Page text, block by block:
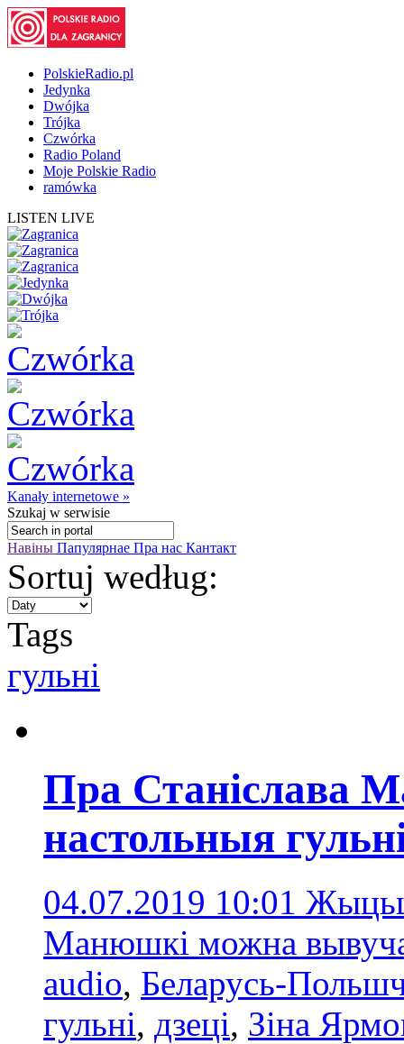
PolskieRadio.pl
Jedynka
Dwójka
Trójka
Czwórka
Radio Poland
Moje Polskie Radio
ramówka
LISTEN LIVE
Kanały internetowe »
Szukaj w serwisie
Навіны Папулярнае Пра нас Кантакт
Sortuj według:
Tags
гульні
Пра Станіслава
настольныя
04.07.2019 10:01
Манюшкі можна
audio, Беларусь-
гульні, дзеці, Зіна